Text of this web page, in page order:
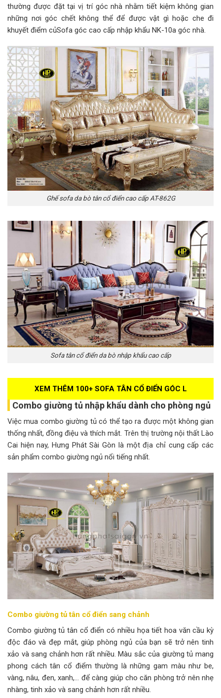
thường được đặt tại vị trí góc nhà nhằm tiết kiệm không gian
những nơi góc chết không thể để được vật gì hoặc che đi
khuyết điểm củSofa góc cao cấp nhập khẩu NK-10a góc nhà.
Ghế sofa da bò tân cổ điển cao cấp AT-862G
Sofa tân cổ điển da bò nhập khẩu cao cấp
XEM THÊM 100+ SOFA TÂN CỔ ĐIỂN GÓC L
Combo giường tủ nhập khẩu dành cho phòng ngủ
Việc mua combo giường tủ có thể tạo ra được một không gian
thống nhất, đồng điệu và thích mắt. Trên thị trường nội thất Lào
Cai hiện nay, Hưng Phát Sài Gòn là một địa chỉ cung cấp các
sản phẩm combo giường ngủ nổi tiếng nhất.
Combo giường tủ tân cổ điển sang chảnh
Combo giường tủ tân cổ điển có nhiều họa tiết hoa văn cầu kỳ
độc đáo và đẹp mắt, giúp phòng ngủ của bạn sẽ trở nên tinh
xảo và sang chảnh hơn rất nhiều. Màu sắc của giường tủ mang
phong cách tân cổ điểm thường là những gam màu như be,
vàng, nâu, đen, xanh,… để càng giúp cho căn phòng trở nên nhẹ
nhàng, tinh xảo và sang chảnh hơn rất nhiều.